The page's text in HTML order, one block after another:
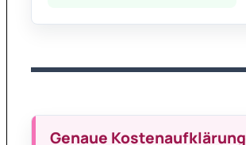
Genaue Kostenaufklärung